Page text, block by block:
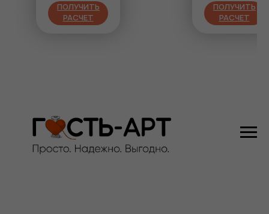
ПОЛУЧИТЬ
РАСЧЕТ
ПОЛУЧИТЬ
РАСЧЕТ